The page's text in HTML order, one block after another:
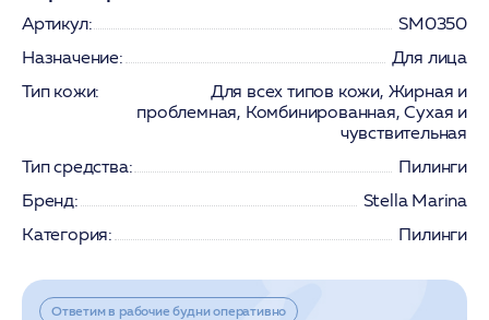
Артикул:
SM0350
Назначение:
Для лица
Тип кожи:
Для всех типов кожи, Жирная и
проблемная, Комбинированная, Сухая и
чувствительная
Тип средства:
Пилинги
Бренд:
Stella Marina
Категория:
Пилинги
Ответим в рабочие будни оперативно